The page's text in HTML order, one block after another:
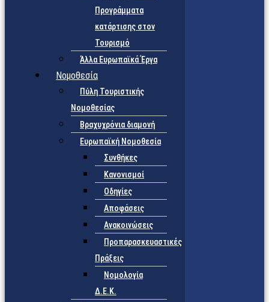
Προγράμματα
κατάρτισης στον
Τουρισμό
Άλλα Ευρωπαϊκά Έργα
Νομοθεσία
Πύλη Τουριστικής
Νομοθεσίας
Βραχυχρόνια διαμονή
Ευρωπαϊκή Νομοθεσία
Συνθήκες
Κανονισμοί
Οδηγίες
Αποφάσεις
Ανακοινώσεις
Προπαρασκευαστικές
Πράξεις
Νομολογία
Δ.Ε.Κ.